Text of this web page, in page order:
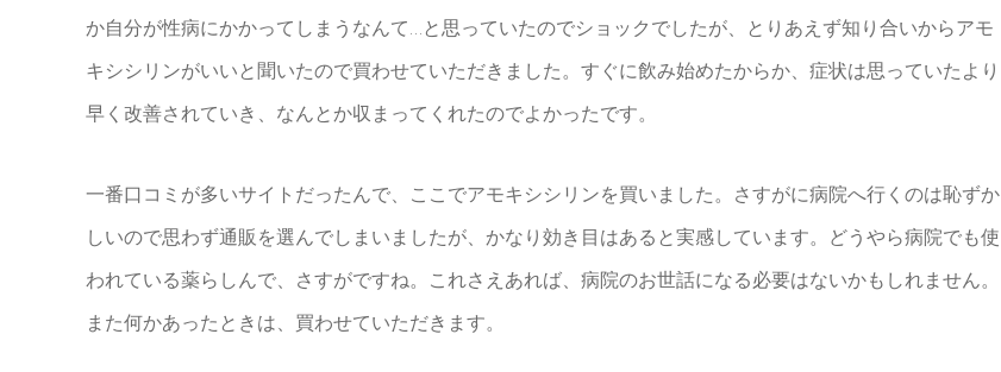
か自分が性病にかかってしまうなんて…と思っていたのでショックでしたが、とりあえず知り合いからアモ
キシシリンがいいと聞いたので買わせていただきました。すぐに飲み始めたからか、症状は思っていたより
早く改善されていき、なんとか収まってくれたのでよかったです。
一番口コミが多いサイトだったんで、ここでアモキシシリンを買いました。さすがに病院へ行くのは恥ずか
しいので思わず通販を選んでしまいましたが、かなり効き目はあると実感しています。どうやら病院でも使
われている薬らしんで、さすがですね。これさえあれば、病院のお世話になる必要はないかもしれません。
また何かあったときは、買わせていただきます。